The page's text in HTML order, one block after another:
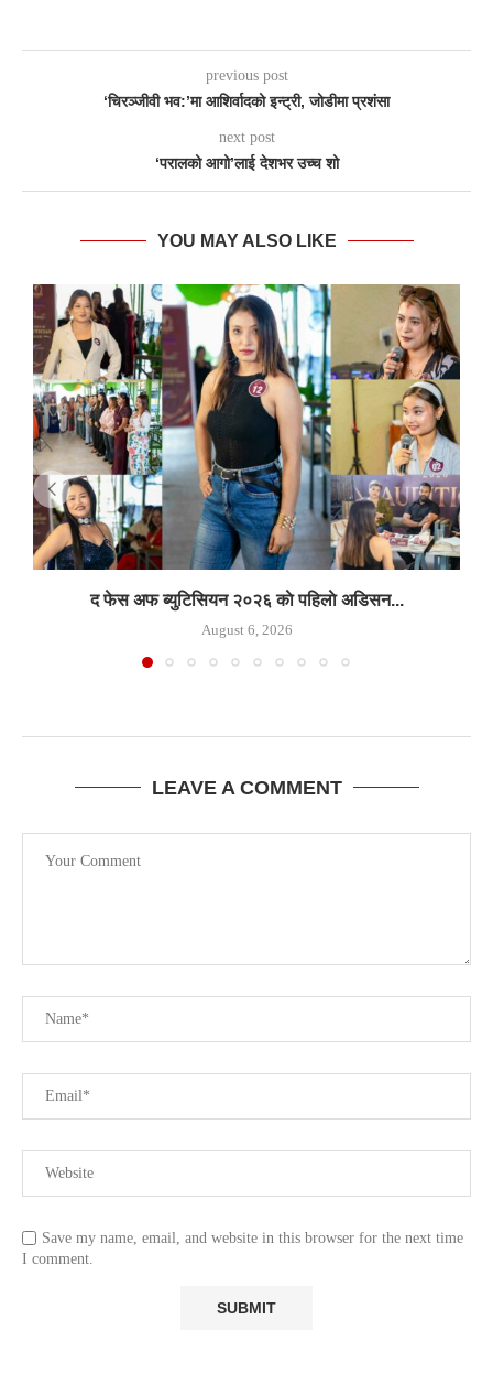
previous post
‘चिरञ्जीवी भव:’मा आशिर्वादको इन्ट्री, जोडीमा प्रशंसा
next post
‘परालको आगो’लाई देशभर उच्च शो
YOU MAY ALSO LIKE
द फेस अफ ब्युटिसियन २०२६ काे पहिलाे अडिसन...
August 6, 2026
LEAVE A COMMENT
Save my name, email, and website in this browser for the next time
I comment.